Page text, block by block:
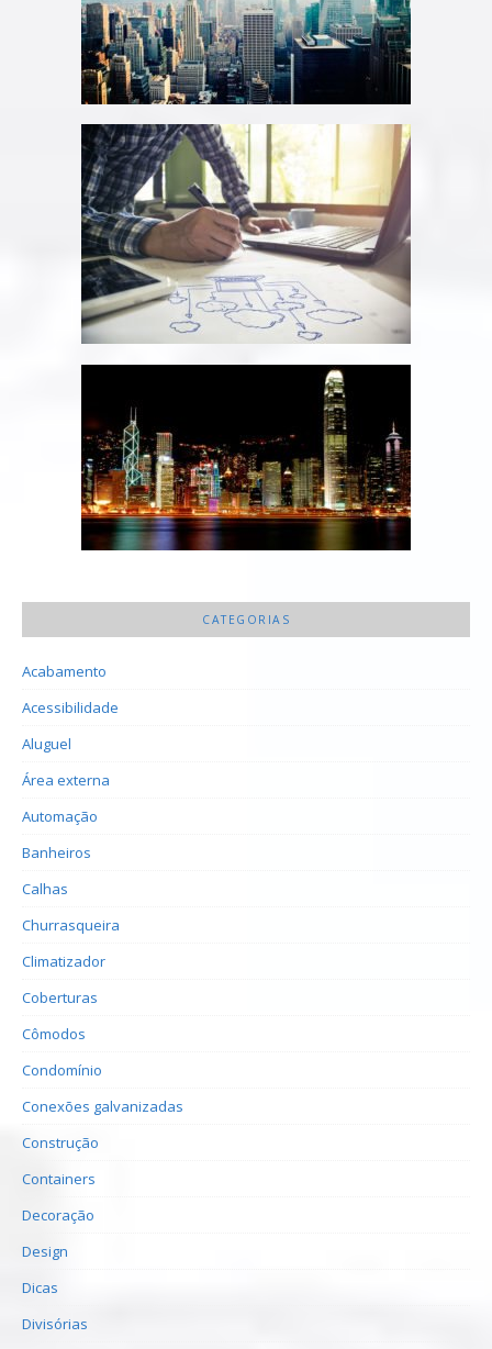
CATEGORIAS
Acabamento
Acessibilidade
Aluguel
Área externa
Automação
Banheiros
Calhas
Churrasqueira
Climatizador
Coberturas
Cômodos
Condomínio
Conexões galvanizadas
Construção
Containers
Decoração
Design
Dicas
Divisórias